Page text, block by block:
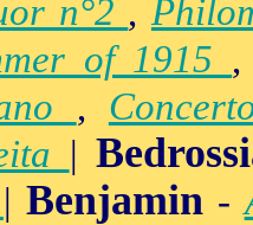
n°2 ,
of 1915
,
|
| Benjamin-